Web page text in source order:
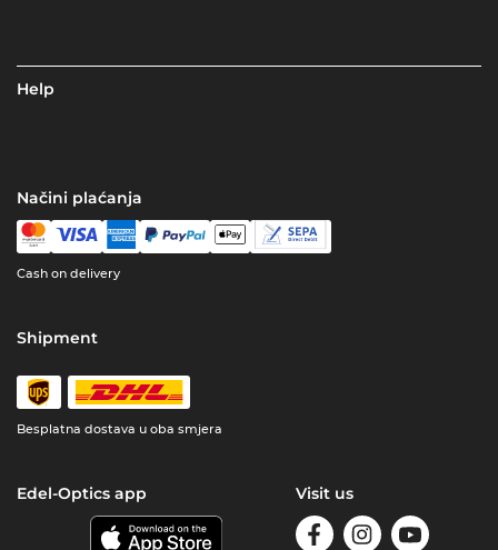
Help
Načini plaćanja
Cash on delivery
Shipment
Besplatna dostava u oba smjera
Edel-Optics app Visit us